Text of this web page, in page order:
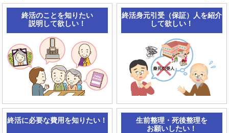
終活のことを知りたい
説明して欲しい！
終活身元引受（保証）人を紹介
して欲しい！
終活に必要な費用を知りたい！
生前整理・死後整理を
お願いしたい！